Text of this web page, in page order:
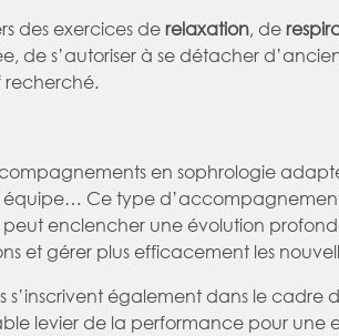
des exercices derelaxation, de
de s’autoriser à se détacher
recherché.
en sophrologie
Ce type
peut enclencher une évolution
et gérer plus efficacement les
également dans le cadre
levier de la performance pour